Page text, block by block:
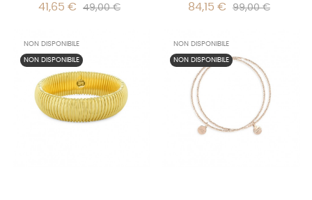
41,65 € 49,00 € 84,15 € 99,00 €
NON DISPONIBILE
NON DISPONIBILE
NON DISPONIBILE
NON DISPONIBILE